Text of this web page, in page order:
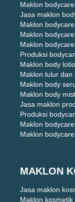
Maklon
Jasa maklon
Maklon
Maklon
Maklon
Produksi
Maklon body
Maklon lulur dan
Maklon body
Maklon body
Jasa maklon
Produksi
Maklon
Maklon
MAKLON
Jasa maklon
Maklon